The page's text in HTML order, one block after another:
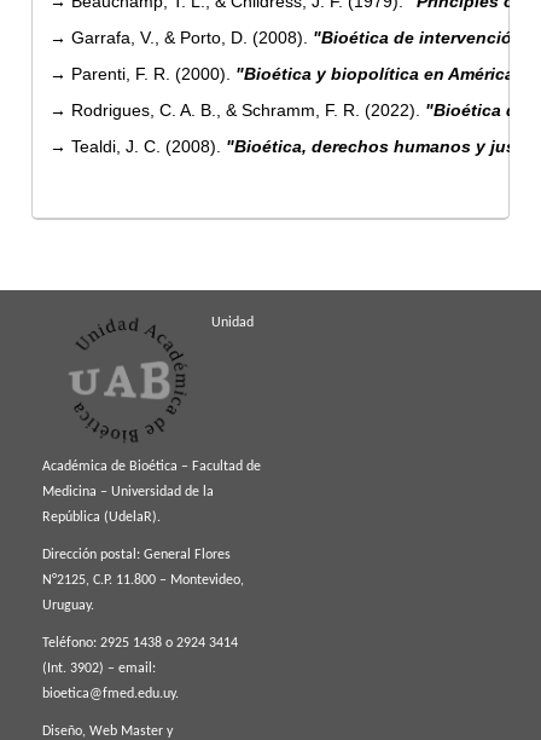
→Garrafa, V., & Porto, D. (2008). "Bioética de intervención"
→ Parenti, F. R. (2000). "Bioética y biopolítica en América
→ Rodrigues, C. A. B., & Schramm, F. R. (2022). "Bioética de
→Tealdi, J. C. (2008). "Bioética, derechos humanos y
Unidad
Académica de Bioética – Facultad de
Medicina – Universidad de la
República (UdelaR).
Dirección postal: General Flores
N°2125, C.P. 11.800 – Montevideo,
Uruguay.
Teléfono: 2925 1438 o 2924 3414
(Int. 3902) – email:
bioetica@fmed.edu.uy.
Diseño, Web Master y